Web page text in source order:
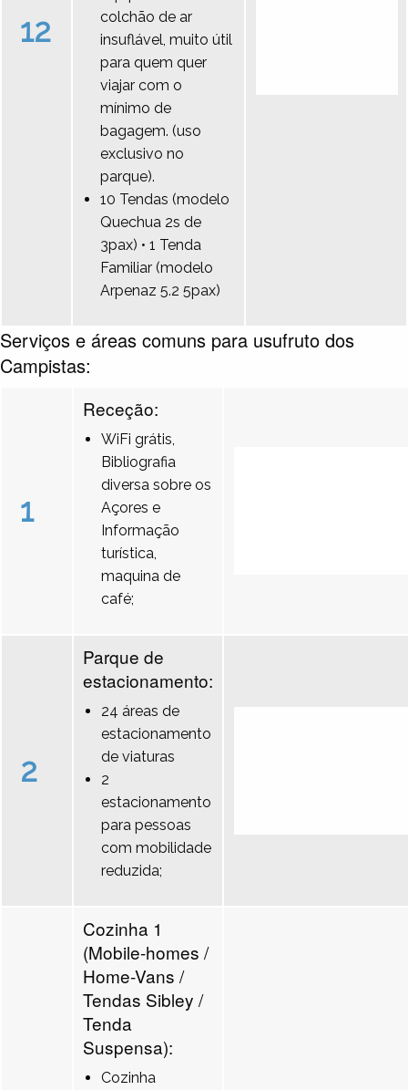
12
colchão de ar
insuflável, muito útil
para quem quer
viajar com o
mínimo de
bagagem. (uso
exclusivo no
parque).
10 Tendas (modelo
Quechua 2s de
3pax) • 1 Tenda
Familiar (modelo
Arpenaz 5.2 5pax)
Serviços e áreas comuns para usufruto dos
Campistas:
1
Receção:
WiFi grátis,
Bibliografia
diversa sobre os
Açores e
Informação
turística,
maquina de
café;
2
Parque de
estacionamento:
24 áreas de
estacionamento
de viaturas
2
estacionamento
para pessoas
com mobilidade
reduzida;
Cozinha 1
(Mobile-homes /
Home-Vans /
Tendas Sibley /
Tenda
Suspensa):
Cozinha